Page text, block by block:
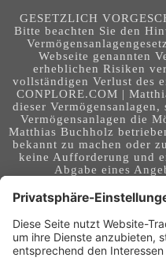
GESETZLICH
Bitte beachten Sie den
Webseite genannten
erheblichen Risiken
vollständigen Verlust des
CONPLORE.COM |
dieser
Vermögensanlagen die
Matthias Buchholz
bekannt zu machen oder
keine Aufforderung und
Abgabe eines
über Vermögensanlagen.
internationales
Anlageberatung,
Kaufaufforderung oder
handelt sich um
genannten